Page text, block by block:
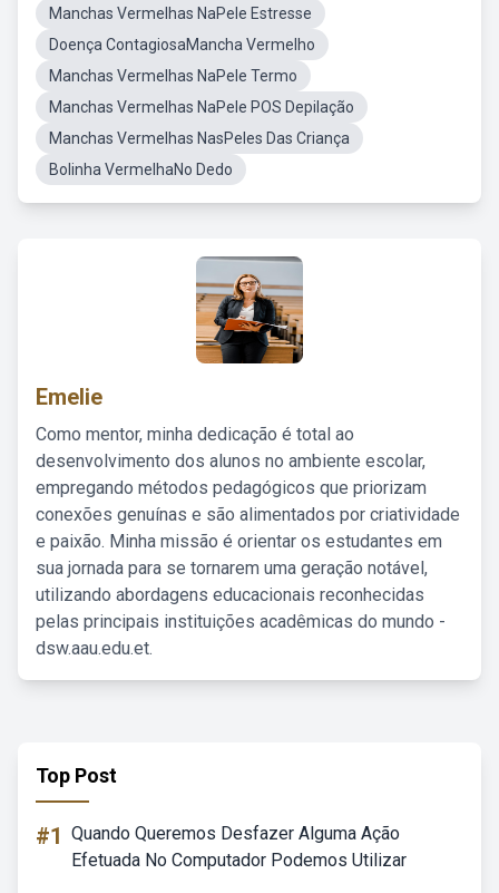
Manchas Vermelhas NaPele Estresse
Doença ContagiosaMancha Vermelho
Manchas Vermelhas NaPele Termo
Manchas Vermelhas NaPele POS Depilação
Manchas Vermelhas NasPeles Das Criança
Bolinha VermelhaNo Dedo
Emelie
Como mentor, minha dedicação é total ao
desenvolvimento dos alunos no ambiente escolar,
empregando métodos pedagógicos que priorizam
conexões genuínas e são alimentados por criatividade
e paixão. Minha missão é orientar os estudantes em
sua jornada para se tornarem uma geração notável,
utilizando abordagens educacionais reconhecidas
pelas principais instituições acadêmicas do mundo -
dsw.aau.edu.et.
Top Post
#1 Quando Queremos Desfazer Alguma Ação
Efetuada No Computador Podemos Utilizar